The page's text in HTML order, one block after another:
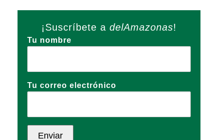
¡Suscríbete a delAmazonas!
Tu nombre
Tu correo electrónico